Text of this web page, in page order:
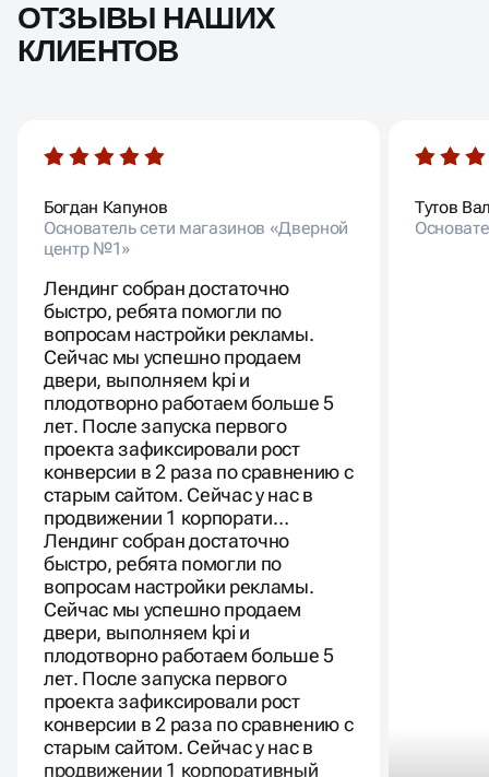
ОТЗЫВЫ НАШИХ
КЛИЕНТОВ
Богдан Капунов
Основатель сети магазинов «Дверной
центр №1»
Лендинг собран достаточно
быстро, ребята помогли по
вопросам настройки рекламы.
Сейчас мы успешно продаем
двери, выполняем kpi и
плодотворно работаем больше 5
лет. После запуска первого
проекта зафиксировали рост
конверсии в 2 раза по сравнению с
старым сайтом. Сейчас у нас в
продвижении 1 корпорати…
Лендинг собран достаточно
быстро, ребята помогли по
вопросам настройки рекламы.
Сейчас мы успешно продаем
двери, выполняем kpi и
плодотворно работаем больше 5
лет. После запуска первого
проекта зафиксировали рост
конверсии в 2 раза по сравнению с
старым сайтом. Сейчас у нас в
продвижении 1 корпоративный
Тутов